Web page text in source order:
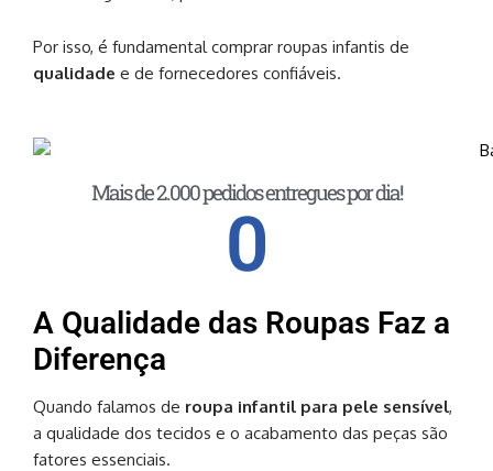
Por isso, é fundamental comprar roupas infantis de
qualidade e de fornecedores confiáveis.
Mais de 2.000 pedidos entregues por dia!
0
A Qualidade das Roupas Faz a
Diferença
Quando falamos de roupa infantil para pele sensível,
a qualidade dos tecidos e o acabamento das peças são
fatores essenciais.